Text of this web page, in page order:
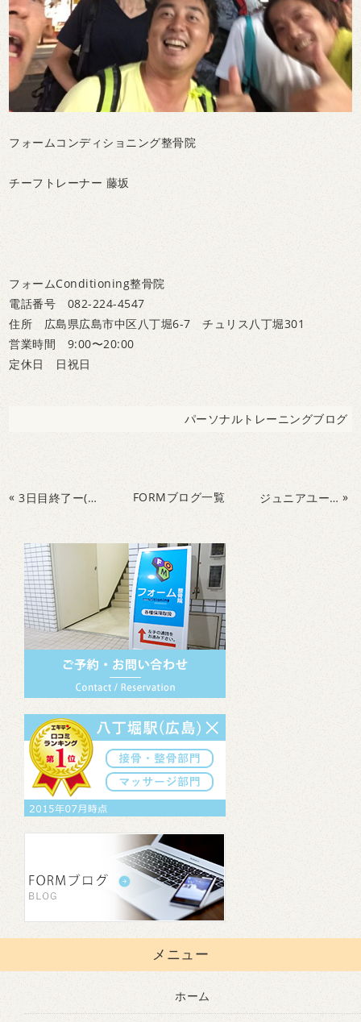
フォームコンディショニング整骨院
チーフトレーナー 藤坂
フォームConditioning整骨院
電話番号 082-224-4547
住所 広島県広島市中区八丁堀6-7 チュリス八丁堀301
営業時間 9:00〜20:00
定休日 日祝日
パーソナルトレーニングブログ
« 3日目終了ー(^ ^) FORMブログ一覧 ジュニアユース選手向けの大腿直筋、梨状筋のストレッチ！ »
メニュー
ホーム